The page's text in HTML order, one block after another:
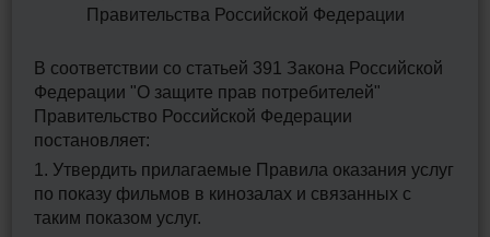
Правительства Российской Федерации
В соответствии со статьей 391 Закона Российской
Федерации "О защите прав потребителей"
Правительство Российской Федерации
постановляет:
1. Утвердить прилагаемые Правила оказания услуг
по показу фильмов в кинозалах и связанных с
таким показом услуг.